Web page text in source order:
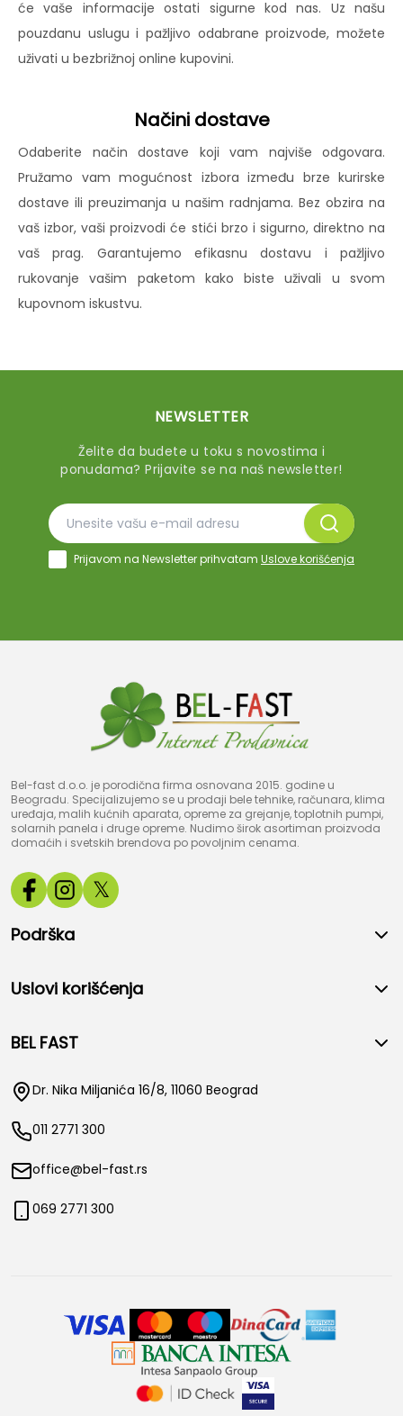
će vaše informacije ostati sigurne kod nas. Uz našu
pouzdanu uslugu i pažljivo odabrane proizvode, možete
uživati u bezbrižnoj online kupovini.
Načini dostave
Odaberite način dostave koji vam najviše odgovara.
Pružamo vam mogućnost izbora između brze kurirske
dostave ili preuzimanja u našim radnjama. Bez obzira na
vaš izbor, vaši proizvodi će stići brzo i sigurno, direktno na
vaš prag. Garantujemo efikasnu dostavu i pažljivo
rukovanje vašim paketom kako biste uživali u svom
kupovnom iskustvu.
NEWSLETTER
Želite da budete u toku s novostima i
ponudama? Prijavite se na naš newsletter!
Prijavom na Newsletter prihvatam Uslove korišćenja
Bel-fast d.o.o. je porodična firma osnovana 2015. godine u
Beogradu. Specijalizujemo se u prodaji bele tehnike, računara, klima
uređaja, malih kućnih aparata, opreme za grejanje, toplotnih pumpi,
solarnih panela i druge opreme. Nudimo širok asortiman proizvoda
domaćih i svetskih brendova po povoljnim cenama.
𝕏
Podrška
Uslovi korišćenja
BEL FAST
Dr. Nika Miljanića 16/8, 11060 Beograd
011 2771 300
office@bel-fast.rs
069 2771 300